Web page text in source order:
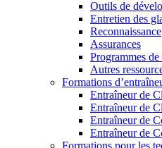
Outils de
Entretien des
Reconnaissance
Assurances
Programmes
Autres
Formations
Entraîneur de
Entraîneur de
Entraîneur de
Entraîneur de
Formations pour les